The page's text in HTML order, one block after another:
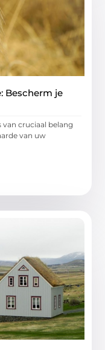
Bescherm je
cruciaal belang
van uw